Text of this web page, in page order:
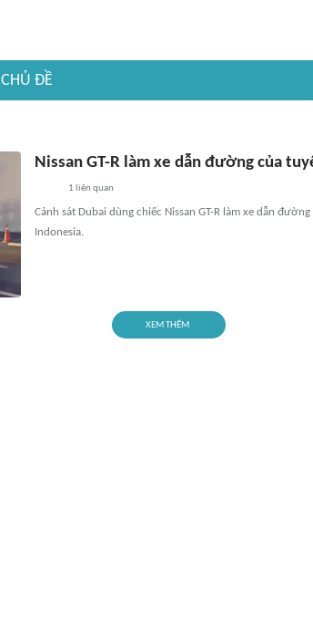
CHỦ ĐỀ
Nissan GT-R làm xe dẫn đường của
1 liên quan
Cảnh sát Dubai dùng chiếc Nissan GT-R làm xe dẫn
Indonesia.
XEM THÊM